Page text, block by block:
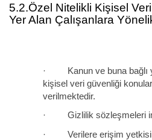
5.2.Özel Nitelikli Kişisel
Yer Alan Çalışanlara
· Kanun ve buna bağlı
kişisel veri güvenliği
verilmektedir.
· Gizlilik sözleşmeleri
· Verilere erişim